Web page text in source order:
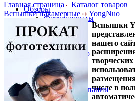
Обзоры
Фотоаппараты
Объективы
Фильтры
Новости
Фото и видео
Гаджеты
Аксессуары
Слухи
Новости компании
Услуги
Главная страница Каталог товаров
Вспышки накамерные
YongNuo
Вспышки
нашего
числе в